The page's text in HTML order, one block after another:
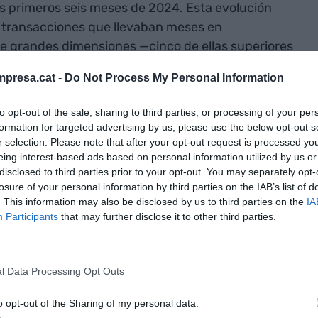
- Do Not Process My Personal Information
opt-out of the sale, sharing to third parties, or processing of your
for targeted advertising by us, please use the below opt-out
selection. Please note that after your opt-out request is processed
interest-based ads based on personal information utilized by us
to third parties prior to your opt-out. You may separately
of your personal information by third parties on the IAB’s list of
This information may also be disclosed by us to third parties on the
Participants that may further disclose it to other third parties.
Data Processing Opt Outs
opt-out of the Sharing of my personal data.
primeros seis meses de 2024. Esta evolución
que llevaban meses en
grandes dimensiones —cinco de ellas superiores
acompañados de ampliaciones. Todo ello
la demanda corporativa.
Departamento de Oficinas de Forcadell, “el
señales claras de recuperación, con un
de la prudencia en la toma de decisiones,
cerradas, especialmente en zonas
que las empresas siguen apostando por
que favorecen la atracción y la retención
una